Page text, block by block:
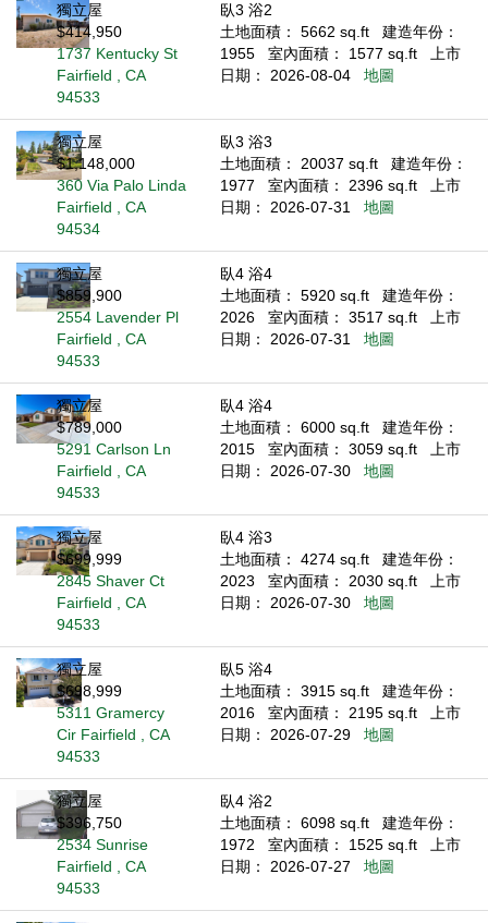
獨立屋
$414,950
1737 Kentucky St
Fairfield , CA
94533
臥3 浴2
土地面積： 5662 sq.ft
建造年份：
1955
室內面積： 1577 sq.ft
上市
日期： 2026-08-04
地圖
獨立屋
$1,148,000
360 Via Palo Linda
Fairfield , CA
94534
臥3 浴3
土地面積： 20037 sq.ft
建造年份：
1977
室內面積： 2396 sq.ft
上市
日期： 2026-07-31
地圖
獨立屋
$859,900
2554 Lavender Pl
Fairfield , CA
94533
臥4 浴4
土地面積： 5920 sq.ft
建造年份：
2026
室內面積： 3517 sq.ft
上市
日期： 2026-07-31
地圖
獨立屋
$789,000
5291 Carlson Ln
Fairfield , CA
94533
臥4 浴4
土地面積： 6000 sq.ft
建造年份：
2015
室內面積： 3059 sq.ft
上市
日期： 2026-07-30
地圖
獨立屋
$699,999
2845 Shaver Ct
Fairfield , CA
94533
臥4 浴3
土地面積： 4274 sq.ft
建造年份：
2023
室內面積： 2030 sq.ft
上市
日期： 2026-07-30
地圖
獨立屋
$698,999
5311 Gramercy
Cir Fairfield , CA
94533
臥5 浴4
土地面積： 3915 sq.ft
建造年份：
2016
室內面積： 2195 sq.ft
上市
日期： 2026-07-29
地圖
獨立屋
$396,750
2534 Sunrise
Fairfield , CA
94533
臥4 浴2
土地面積： 6098 sq.ft
建造年份：
1972
室內面積： 1525 sq.ft
上市
日期： 2026-07-27
地圖